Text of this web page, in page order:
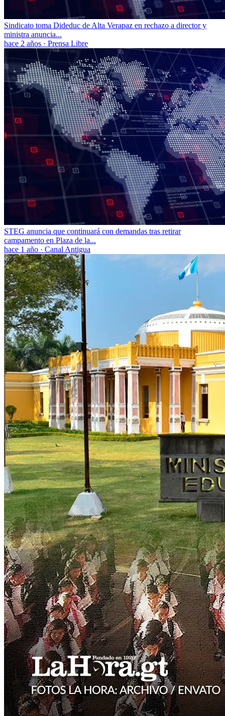
Sindicato toma Dideduc de Alta Verapaz en rechazo a director y
ministra anuncia...
hace 2 años · Prensa Libre
STEG anuncia que continuará con demandas tras retirar
campamento en Plaza de la...
hace 1 año · Canal Antigua